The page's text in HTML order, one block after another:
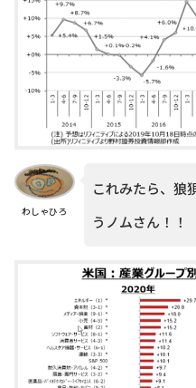
わしゃひろ
これみたら、狼
うノムさん！！